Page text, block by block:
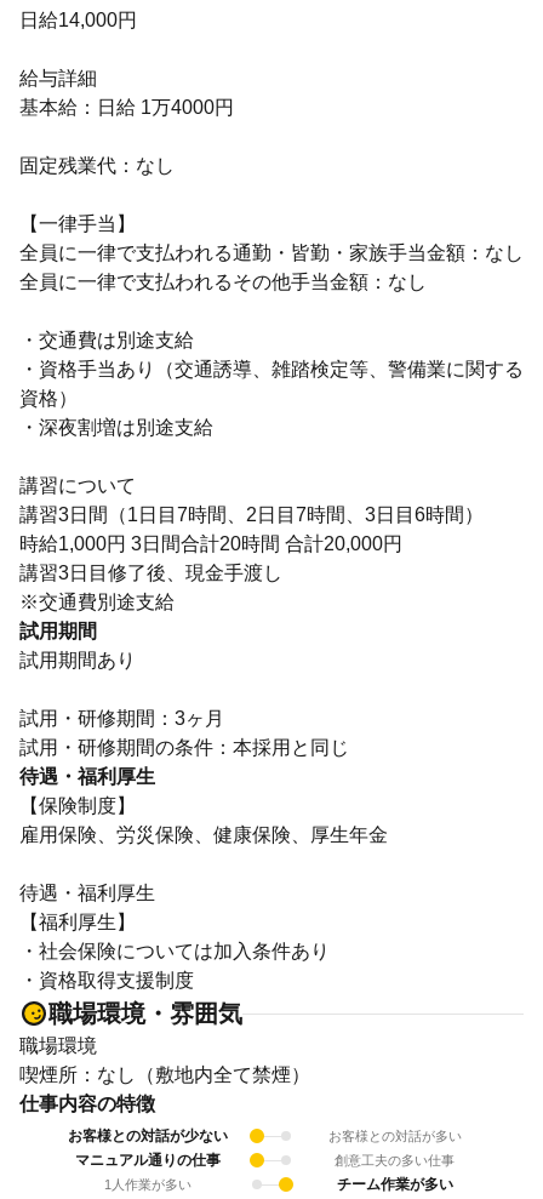
日給14,000円
給与詳細
基本給：日給 1万4000円
固定残業代：なし
【一律手当】
全員に一律で支払われる通勤・皆勤・家族手当金額：なし
全員に一律で支払われるその他手当金額：なし
・交通費は別途支給
・資格手当あり（交通誘導、雑踏検定等、警備業に関する
資格）
・深夜割増は別途支給
講習について
講習3日間（1日目7時間、2日目7時間、3日目6時間）
時給1,000円 3日間合計20時間 合計20,000円
講習3日目修了後、現金手渡し
※交通費別途支給
試用期間
試用期間あり
試用・研修期間：3ヶ月
待遇・福利厚生
【保険制度】
雇用保険、労災保険、健康保険、厚生年金
待遇・福利厚生
【福利厚生】
・社会保険については加入条件あり
・資格取得支援制度
職場環境・雰囲気
職場環境
喫煙所：なし（敷地内全て禁煙）
仕事内容の特徴
お客様との対話が少ない お客様との対話が多い
マニュアル通りの仕事
創意工夫の多い仕事
1人作業が多い
チーム作業が多い